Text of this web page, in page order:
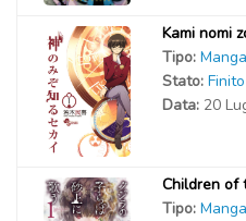
Kami nomi
Tipo: Manga
Stato: Finito
Data: 20
Children of
Tipo: Manga